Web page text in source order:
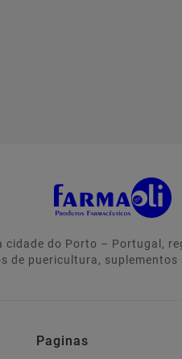
cidade do Porto – Portugal,
de puericultura,
Paginas